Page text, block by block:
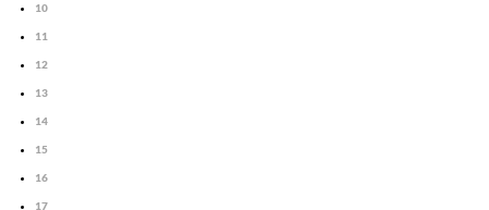
10
11
12
13
14
15
16
17